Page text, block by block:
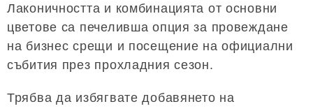
Лаконичността и комбинацията от основни
цветове са печеливша опция за провеждане
на бизнес срещи и посещение на официални
събития през прохладния сезон.
Трябва да избягвате добавянето на